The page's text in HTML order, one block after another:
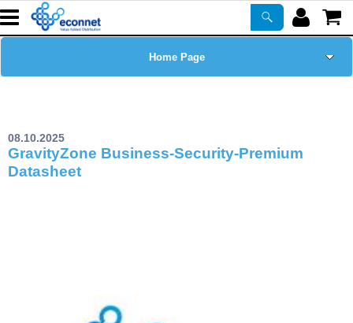
Home Page
08.10.2025
GravityZone Business-Security-Premium
Datasheet